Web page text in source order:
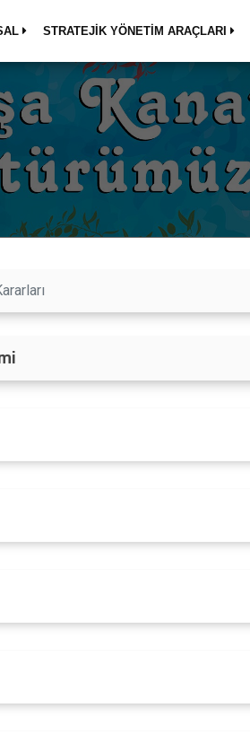
STRATEJİK YÖNETİM ARAÇLARI